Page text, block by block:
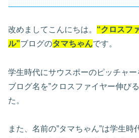
改めましてこんにちは。 “クロスフ
ル”ブログのタマちゃんです。
学生時代にサウスポーのピッチャー
ブログ名を”クロスファイヤー伸び
た。
また、名前の”タマちゃん”は学生時